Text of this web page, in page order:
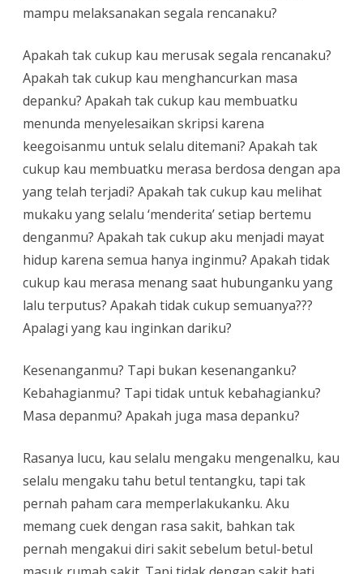
mampu melaksanakan segala rencanaku?
Apakah tak cukup kau merusak segala rencanaku?
Apakah tak cukup kau menghancurkan masa
depanku? Apakah tak cukup kau membuatku
menunda menyelesaikan skripsi karena
keegoisanmu untuk selalu ditemani? Apakah tak
cukup kau membuatku merasa berdosa dengan apa
yang telah terjadi? Apakah tak cukup kau melihat
mukaku yang selalu ‘menderita’ setiap bertemu
denganmu? Apakah tak cukup aku menjadi mayat
hidup karena semua hanya inginmu? Apakah tidak
cukup kau merasa menang saat hubunganku yang
lalu terputus? Apakah tidak cukup semuanya???
Apalagi yang kau inginkan dariku?
Kesenanganmu? Tapi bukan kesenanganku?
Kebahagianmu? Tapi tidak untuk kebahagianku?
Masa depanmu? Apakah juga masa depanku?
Rasanya lucu, kau selalu mengaku mengenalku, kau
selalu mengaku tahu betul tentangku, tapi tak
pernah paham cara memperlakukanku. Aku
memang cuek dengan rasa sakit, bahkan tak
pernah mengakui diri sakit sebelum betul-betul